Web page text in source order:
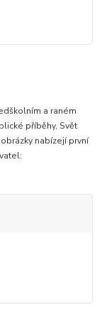
a raném
příběhy, Svět
nabízejí první